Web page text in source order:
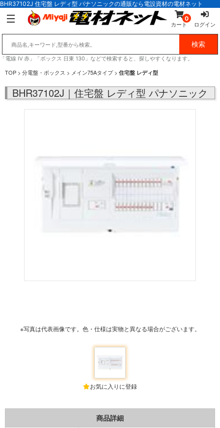
BHR37102J 住宅盤 レディ型 パナソニックの通販なら電設資材の電材ネット
0
カート ログイン
「電線 IV 赤」「ボックス 日東 130」などで検索すると、探しやすくなります。
TOP > 分電盤・ボックス > メイン75Aタイプ> 住宅盤 レディ型
BHR37102J｜住宅盤 レディ型 パナソニック
※写真は代表画像です。色・仕様は実物と異なる場合がございます。
お気に入りに登録
商品詳細